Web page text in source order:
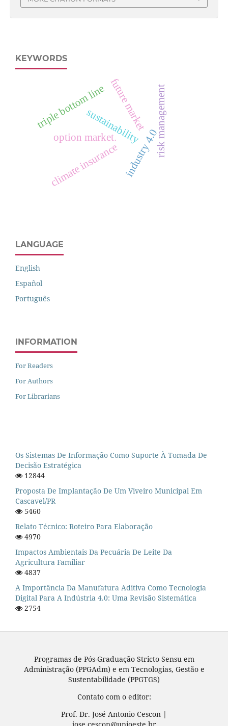
KEYWORDS
industry 4.0risk management
sustainability
triple bottom line
climate insurance
future market
option market.
LANGUAGE
English
Español
Português
INFORMATION
For Readers
For Authors
For Librarians
Os Sistemas De Informação Como Suporte À Tomada De
Decisão Estratégica
12844
Proposta De Implantação De Um Viveiro Municipal Em
Cascavel/PR
5460
Relato Técnico: Roteiro Para Elaboração
4970
Impactos Ambientais Da Pecuária De Leite Da
Agricultura Familiar
4837
A Importância Da Manufatura Aditiva Como Tecnologia
Digital Para A Indústria 4.0: Uma Revisão Sistemática
2754
Programas de Pós-Graduação Stricto Sensu em
Administração (PPGAdm) e em Tecnologias, Gestão e
Sustentabilidade (PPGTGS)
Contato com o editor:
Prof. Dr. José Antonio Cescon |